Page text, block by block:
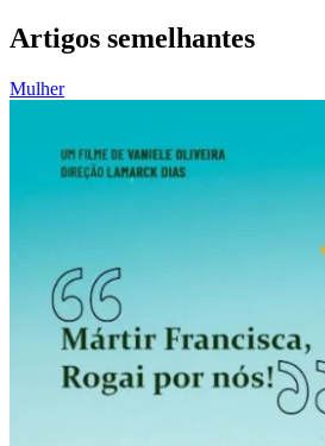
Artigos semelhantes
Mulher